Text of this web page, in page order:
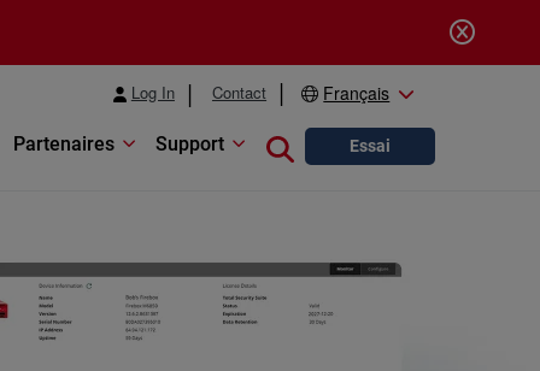
Log In Contact Français
Partenaires Support Close search
Essai